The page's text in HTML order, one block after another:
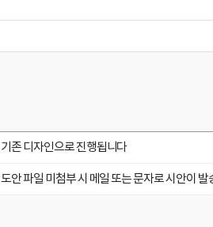
기존 디자인으로 진행됩니다
도안 파일 미첨부 시 메일 또는 문자로 시안이 발